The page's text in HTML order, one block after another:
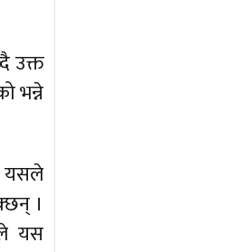
उक्त
भन्ने
यसले
।
यस